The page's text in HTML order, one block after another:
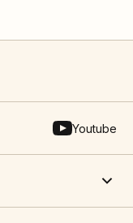
Youtube